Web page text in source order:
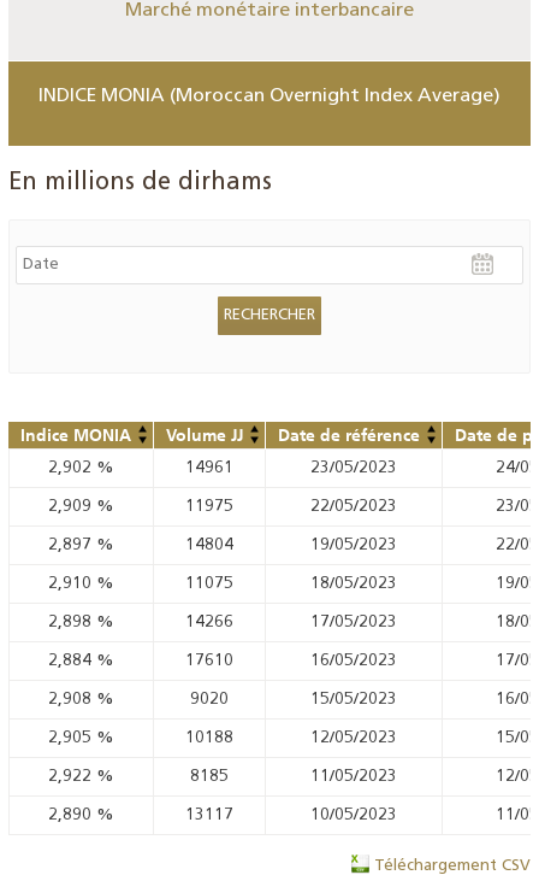
Marché monétaire interbancaire
INDICE MONIA (Moroccan Overnight Index Average)
En millions de dirhams
Indice MONIA Volume JJ Date de référence Date de
2,902 % 14961 23/05/2023 24/
2,909 % 11975 22/05/2023 23/
2,897 % 14804 19/05/2023 22/
2,910 % 11075 18/05/2023 19/
2,898 % 14266 17/05/2023 18/
2,884 % 17610 16/05/2023 17/
2,908 % 9020 15/05/2023 16/
2,905 % 10188 12/05/2023 15/
2,922 % 8185 11/05/2023 12/
2,890 % 13117 10/05/2023 11/
Téléchargement CSV